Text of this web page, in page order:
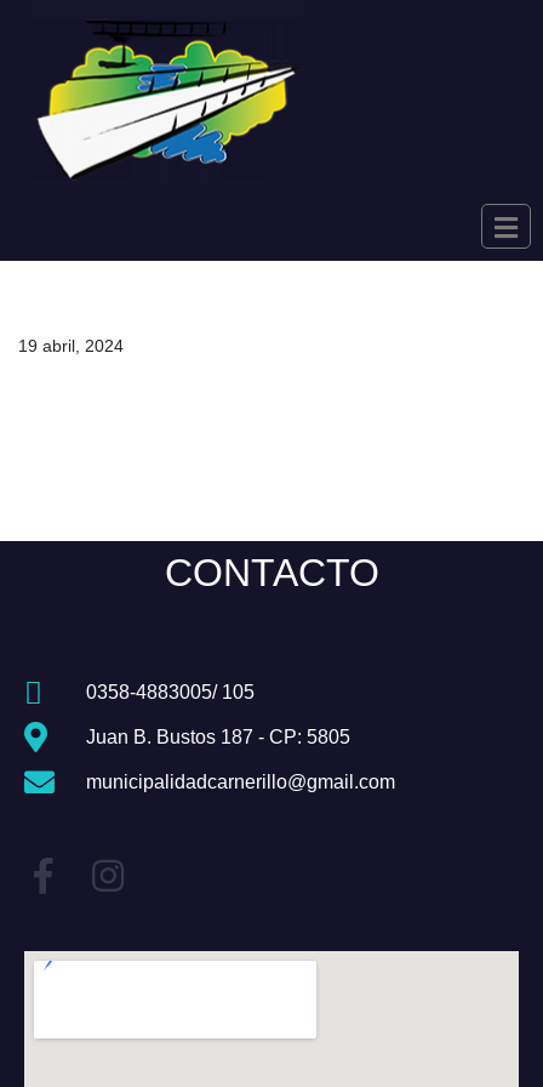
contenido
19 abril, 2024
CONTACTO
0358-4883005/ 105
Juan B. Bustos 187 - CP: 5805
municipalidadcarnerillo@gmail.com